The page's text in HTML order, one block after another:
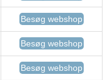
Besøg webshop
Besøg webshop
Besøg webshop